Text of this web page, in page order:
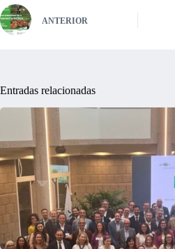
ANTERIOR
Entradas relacionadas